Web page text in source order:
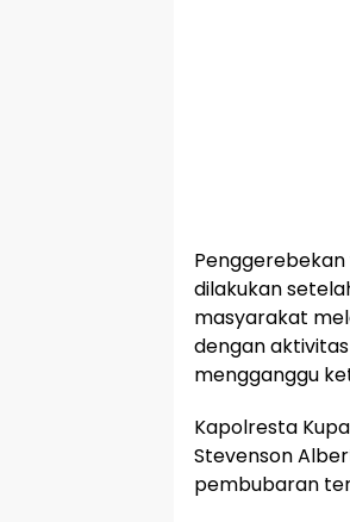
Penggerebekan
dilakukan
masyarakat
dengan
mengganggu
Kapolresta
Stevenson
pembubaran